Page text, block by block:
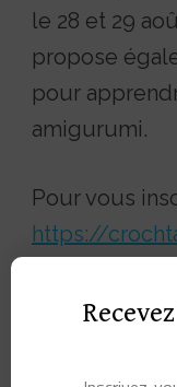
le 28 et 29
propose
pour
amigurumi.
Pour vous
https://
Les
la boutique